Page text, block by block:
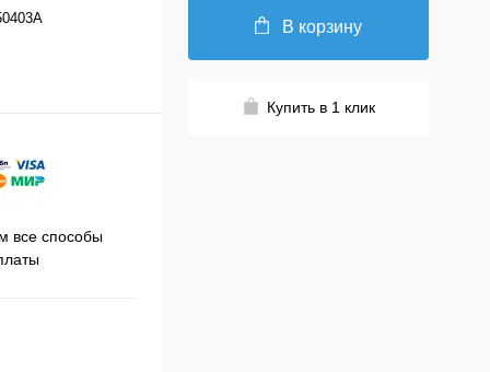
все способы
В корзину
Купить в 1 клик